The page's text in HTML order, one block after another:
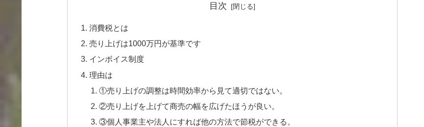
目次
消費税とは
売り上げは1000万円が基準です
インボイス制度
理由は
①売り上げの調整は時間効率から見て適切ではない。
②売り上げを上げて商売の幅を広げたほうが良い。
③個人事業主や法人にすれば他の方法で節税ができる。